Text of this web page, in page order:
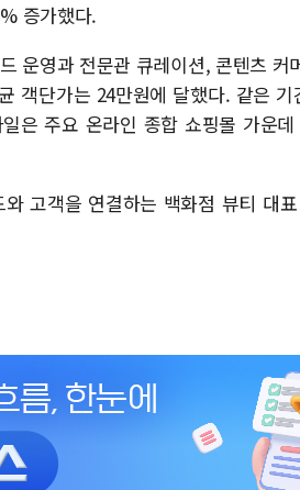
증가했다.
운영과 전문관 큐레이션, 콘텐츠 커
객단가는 24만원에 달했다. 같은 기
은 주요 온라인 종합 쇼핑몰 가운
고객을 연결하는 백화점 뷰티 대